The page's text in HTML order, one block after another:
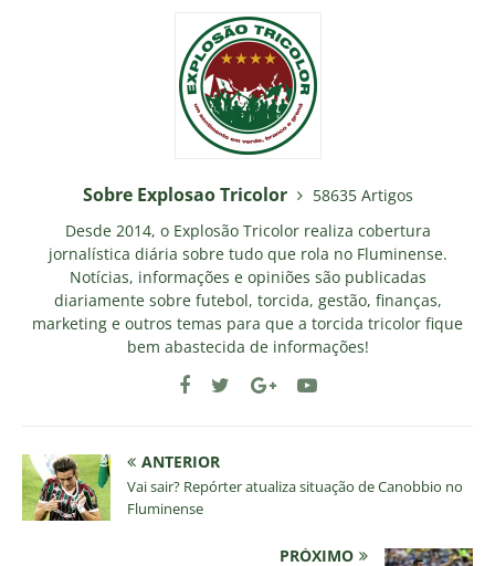
Sobre Explosao Tricolor
58635 Artigos
Desde 2014, o Explosão Tricolor realiza cobertura
jornalística diária sobre tudo que rola no Fluminense.
Notícias, informações e opiniões são publicadas
diariamente sobre futebol, torcida, gestão, finanças,
marketing e outros temas para que a torcida tricolor fique
bem abastecida de informações!
ANTERIOR
Vai sair? Repórter atualiza situação de Canobbio no
Fluminense
PRÓXIMO